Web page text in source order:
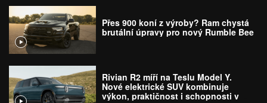
Přes 900 koní z výroby? Ram chystá
brutální úpravy pro nový Rumble Bee
Rivian R2 míří na Teslu Model Y.
Nové elektrické SUV kombinuje
výkon, praktičnost i schopnosti v